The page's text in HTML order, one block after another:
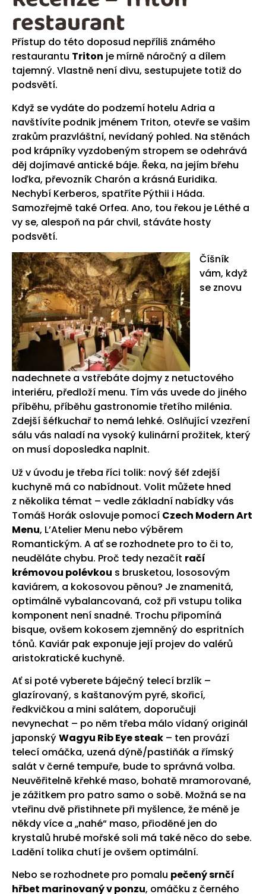
Přístup do této doposud nepříliš známého
restaurantu Triton je mírně náročný a dílem
tajemný. Vlastně není divu, sestupujete totiž do
podsvětí.
Když se vydáte do podzemí hotelu Adria a
navštívíte podnik jménem Triton, otevře se vašim
zrakům prazvláštní, nevídaný pohled. Na stěnách
pod krápníky vyzdobeným stropem se odehrává
děj dojímavé antické báje. Řeka, na jejím břehu
loďka, převozník Charón a krásná Euridika.
Nechybí Kerberos, spatříte Pýthii i Háda.
Samozřejmě také Orfea. Ano, tou řekou je Léthé a
vy se, alespoň na pár chvil, stáváte hosty
podsvětí.
Číšník
vám, když
se znovu
nadechnete a vstřebáte dojmy z netuctového
interiéru, předloží menu. Tím vás uvede do jiného
příběhu, příběhu gastronomie třetího milénia.
Zdejší šéfkuchař to nemá lehké. Oslňující vzezření
sálu vás naladí na vysoký kulinární prožitek, který
on musí doposledka naplnit.
Už v úvodu je třeba říci tolik: nový šéf zdejší
kuchyně má co nabídnout. Volit můžete hned
z několika témat – vedle základní nabídky vás
Tomáš Horák oslovuje pomocí Czech Modern Art
Menu, L’Atelier Menu nebo výběrem
Romantickým. A ať se rozhodnete pro to či to,
neuděláte chybu. Proč tedy nezačít račí
krémovou polévkou s brusketou, lososovým
kaviárem, a kokosovou pěnou? Je znamenitá,
optimálně vybalancovaná, což při vstupu tolika
komponent není snadné. Trochu připomíná
bisque, ovšem kokosem zjemněný do espritních
tónů. Kaviár pak exponuje její projev do valérů
aristokratické kuchyně.
Ať si poté vyberete báječný telecí brzlík –
glazírovaný, s kaštanovým pyré, skořicí,
ředkvičkou a mini salátem, doporučuji
nevynechat – po něm třeba málo vídaný originál
japonskýWagyu Rib Eye steak – ten provází
telecí omáčka, uzená dýně/pastiňák a římský
salát v černé tempuře, bude to správná volba.
Neuvěřitelně křehké maso, bohatě mramorované,
je zážitkem pro patro samo o sobě. Možná se na
vteřinu dvě přistihnete při myšlence, že méně je
někdy více a „nahé“ maso, přioděné jen do
krystalů hrubé mořské soli má také něco do sebe.
Ladění tolika chutí je ovšem optimální.
Nebo se rozhodnete pro pomalu pečený srnčí
hřbet marinovaný v ponzu, omáčku z černého
restaurant